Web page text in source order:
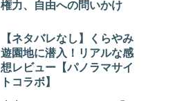
権力、自由への問いかけ
【ネタバレなし】くらやみ
遊園地に潜入！リアルな感
想レビュー【パノラマサイ
トコラボ】